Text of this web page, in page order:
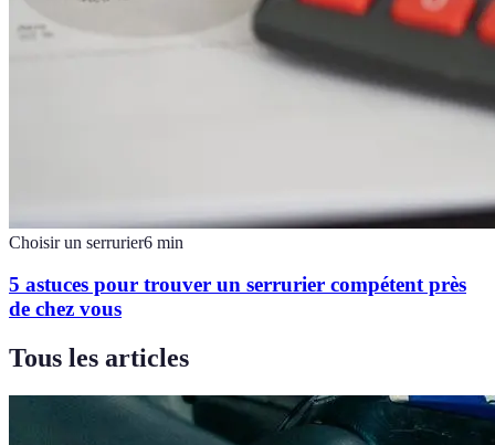
Choisir un serrurier6 min
5 astuces pour trouver un serrurier compétent près
de chez vous
Tous les articles